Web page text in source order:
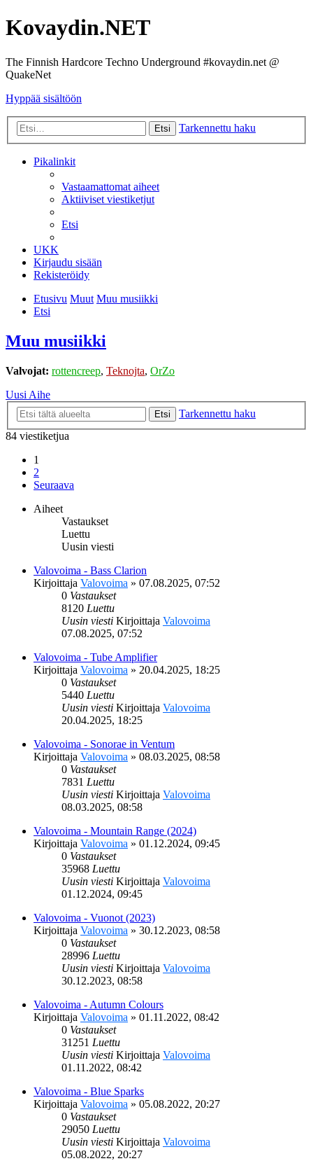
Kovaydin.NET
The Finnish Hardcore Techno Underground #kovaydin.net @
QuakeNet
Hyppää sisältöön
Etsi Tarkennettu haku
Pikalinkit
Vastaamattomat aiheet
Aktiiviset viestiketjut
Etsi
UKK
Kirjaudu sisään
Rekisteröidy
Etusivu Muut Muu musiikki
Etsi
Muu musiikki
Valvojat: rottencreep, Teknojta, OrZo
Uusi Aihe
Etsi
Tarkennettu haku
84 viestiketjua
1
2
Seuraava
Aiheet
Vastaukset
Luettu
Uusin viesti
Valovoima - Bass Clarion
Kirjoittaja Valovoima » 07.08.2025, 07:52
0 Vastaukset
8120 Luettu
Uusin viesti Kirjoittaja Valovoima
07.08.2025, 07:52
Valovoima - Tube Amplifier
Kirjoittaja Valovoima » 20.04.2025, 18:25
0 Vastaukset
5440 Luettu
Uusin viesti Kirjoittaja Valovoima
20.04.2025, 18:25
Valovoima - Sonorae in Ventum
Kirjoittaja Valovoima » 08.03.2025, 08:58
0 Vastaukset
7831 Luettu
Uusin viesti Kirjoittaja Valovoima
08.03.2025, 08:58
Valovoima - Mountain Range (2024)
Kirjoittaja Valovoima » 01.12.2024, 09:45
0 Vastaukset
35968 Luettu
Uusin viesti Kirjoittaja Valovoima
01.12.2024, 09:45
Valovoima - Vuonot (2023)
Kirjoittaja Valovoima » 30.12.2023, 08:58
0 Vastaukset
28996 Luettu
Uusin viesti Kirjoittaja Valovoima
30.12.2023, 08:58
Valovoima - Autumn Colours
Kirjoittaja Valovoima » 01.11.2022, 08:42
0 Vastaukset
31251 Luettu
Uusin viesti Kirjoittaja Valovoima
01.11.2022, 08:42
Valovoima - Blue Sparks
Kirjoittaja Valovoima » 05.08.2022, 20:27
0 Vastaukset
29050 Luettu
Uusin viesti Kirjoittaja Valovoima
05.08.2022, 20:27